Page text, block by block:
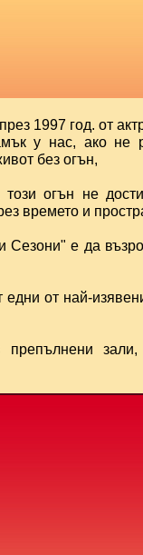
1997 год. от
у нас, ако не
без огън,
огън не
времето и
Сезони" е да
от най-
препълнени